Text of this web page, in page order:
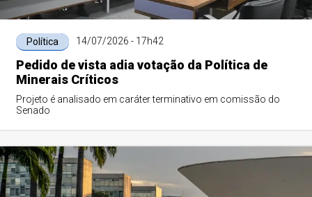
Política 14/07/2026 - 17h42
Pedido de vista adia votação da Política de
Minerais Críticos
Projeto é analisado em caráter terminativo em comissão do
Senado